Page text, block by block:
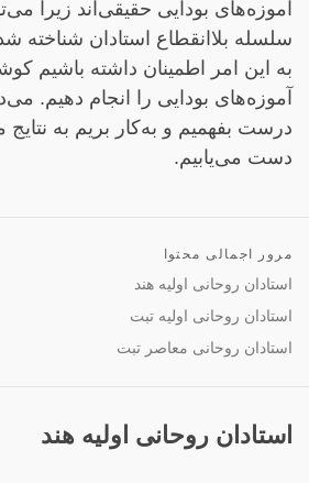
آموزه‌های بودایی حقیقی‌اند زیرا
سلسله بلاانقطاع استادان شناخته
به این امر اطمینان داشته باشیم
آموزه‌های بودایی را انجام دهیم.
درست بفهمیم و به‌کار بریم به
دست می‌یابیم.
مرور اجمالی محتوا
استادان روحانی اولیه هند
استادان روحانی اولیه تبت
استادان روحانی معاصر تبت
استادان روحانی اولیه هند